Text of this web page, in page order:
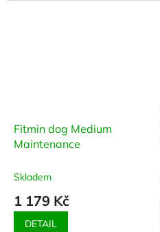
Fitmin dog Medium
Maintenance
Skladem
1 179 Kč
DETAIL